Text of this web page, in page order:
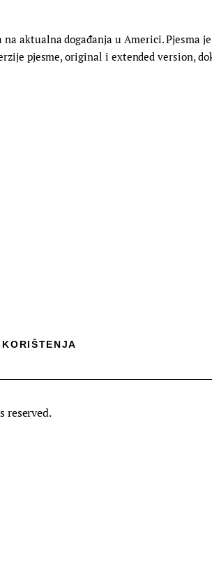
aktualna događanja u Americi. Pjesma
pjesme, original i extended version,
reserved.